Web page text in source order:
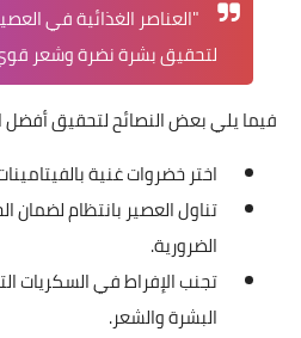
"العناصر الغذائية في
لتحقيق بشرة نضرة وشعر
فيما يلي بعض النصائح لتحقيق أفضل
اختر خضروات غنية
تناول العصير بانتظام لضمان
الضرورية.
تجنب الإفراط في السكريات
البشرة والشعر.